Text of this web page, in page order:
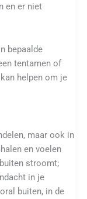
en er niet
bepaalde
tentamen of
helpen om je
maar ook in
en voelen
stroomt;
in je
buiten, in de